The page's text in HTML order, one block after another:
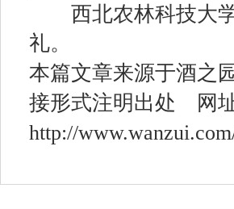
西北农林科技大学
礼。
本篇文章来源于酒之
接形式注明出处 网址
http://